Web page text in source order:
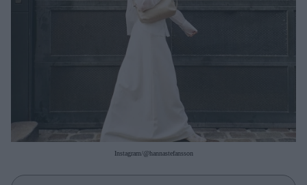
Πρόσωπα
Celebrities
Instagram/@hannastefansson